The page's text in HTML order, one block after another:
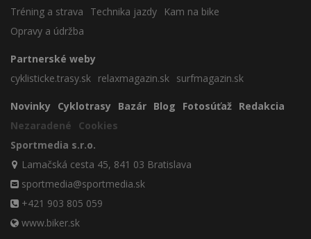
Tréning a strava
Technika jazdy
Kam na bike
Opravy a údržba
Partnerské weby
cyklisticke.trasy.sk relaxmagazin.sk surfmagazin.sk
Novinky Cyklotrasy Bazár Blog Fotosúťaž Redakcia
Nezaradené
Cookies
Sportmedia s.r.o.
Lamačská cesta 45, 841 03 Bratislava
sportmedia@sportmedia.sk
+421 903 805 059
www.biker.sk